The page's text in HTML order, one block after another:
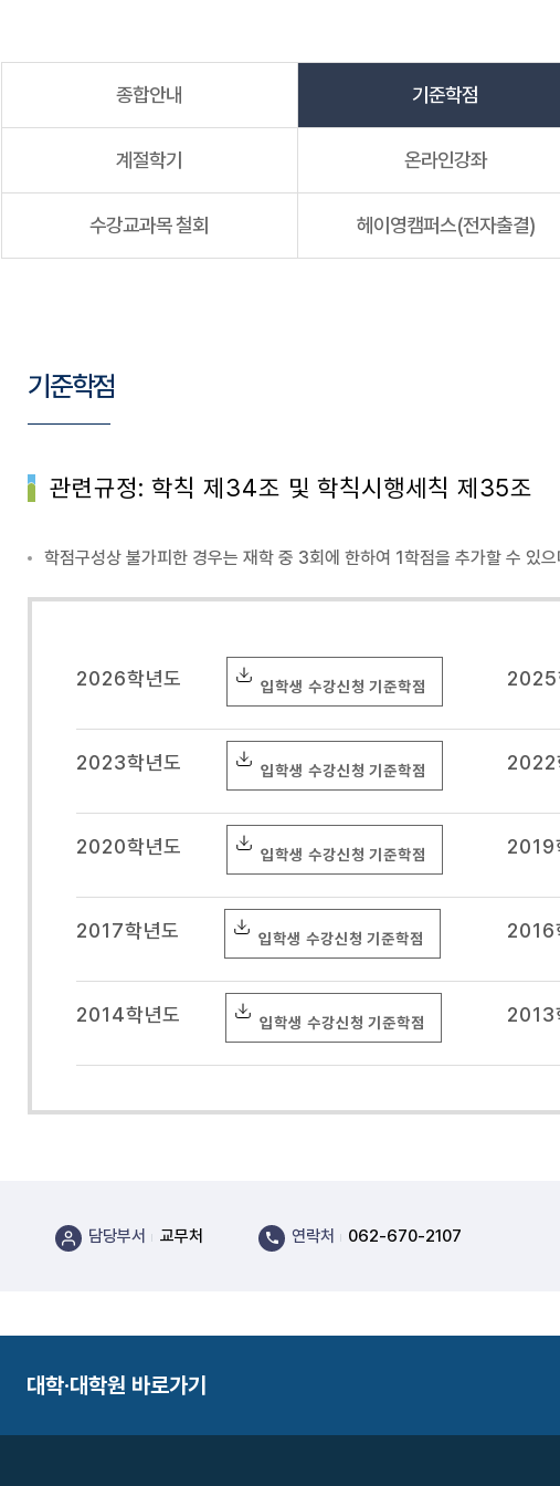
종합안내 기준학점
계절학기 온라인강좌
수강교과목 철회 헤이영캠퍼스(전자출결)
기준학점
관련규정: 학칙 제34조 및 학칙시행세칙 제35조
학점구성상 불가피한 경우는 재학 중 3회에 한하여 1학점을 추가할 수
2026학년도 입학생 수강신청 기준학점 2025
2023학년도 입학생 수강신청 기준학점 2022
2020학년도 입학생 수강신청 기준학점 2019
2017학년도 입학생 수강신청 기준학점 2016
2014학년도 입학생 수강신청 기준학점 2013
담당부서 교무처 연락처 062-670-2107
대학·대학원 바로가기